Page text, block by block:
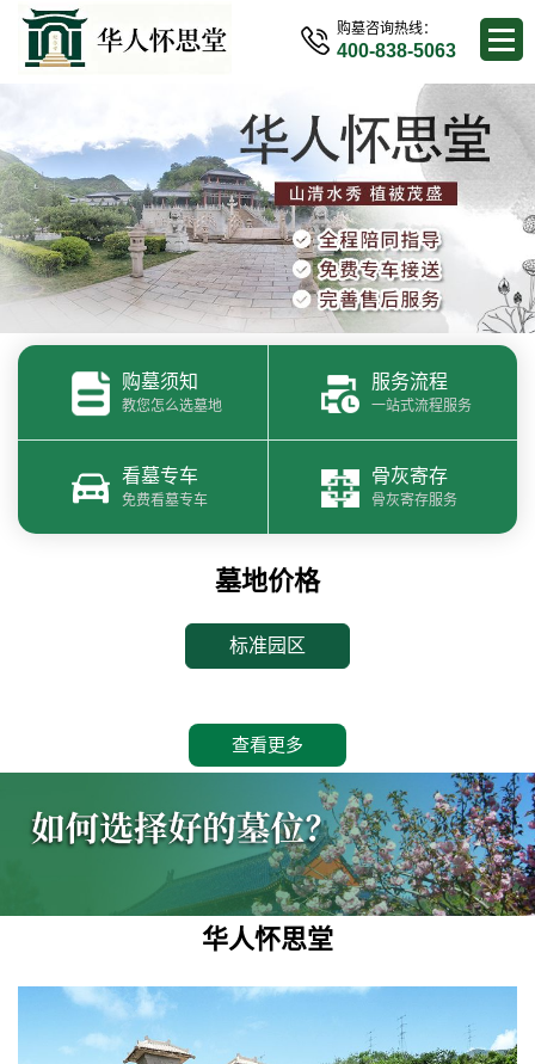
购墓咨询热线：
400-838-5063
购墓须知
教您怎么选墓地
服务流程
一站式流程服务
看墓专车
免费看墓专车
骨灰寄存
骨灰寄存服务
墓地价格
标准园区
查看更多
华人怀思堂